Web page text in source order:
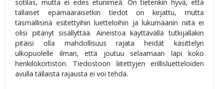
sotilas, mutta ei edes etunimeä. On tietenkin hyvä, että
tällaiset epämääräisetkin tiedot on kirjattu, mutta
täsmällisinä esitettyihin luetteloihin ja lukumääriin niitä ei
olisi pitänyt sisällyttää. Aineistoa käyttävällä tutkijallakin
pitäisi olla mahdollisuus rajata heidät käsittelyn
ulkopuolelle ilman, että joutuu selaamaan läpi koko
henkilökortiston. Tiedostoon liitettyjen erillisluetteloiden
avulla tällaista rajausta ei voi tehdä.